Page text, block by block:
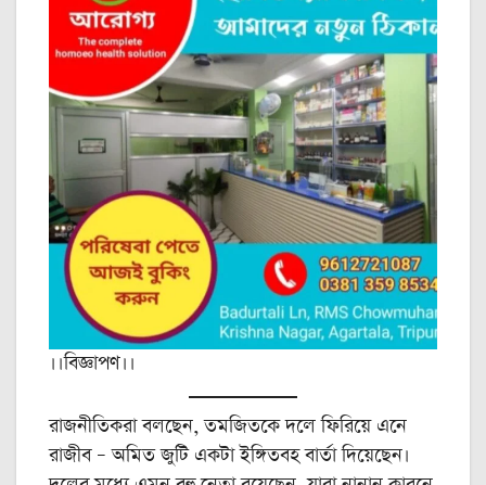
।।বিজ্ঞাপণ।।
রাজনীতিকরা বলছেন, তমজিতকে দলে ফিরিয়ে এনে
রাজীব – অমিত জুটি একটা ইঙ্গিতবহ বার্তা দিয়েছেন।